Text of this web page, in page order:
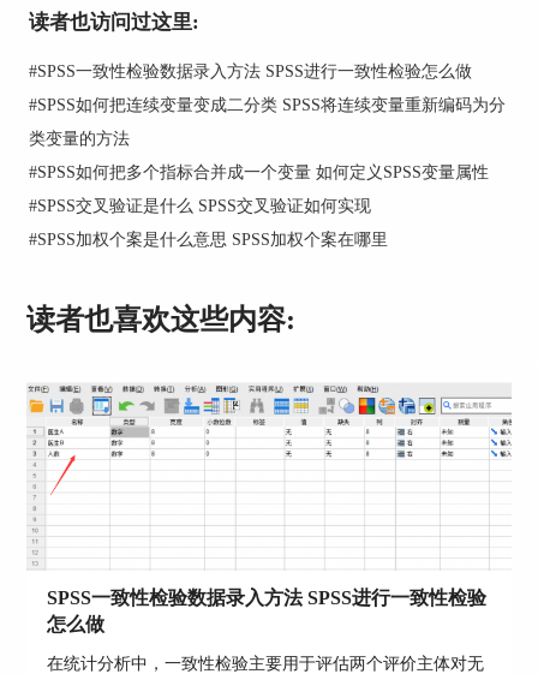
二、SPSS相关性表格怎么制作
SPSS作为一款功能强大的数据分析软件，一些简单
的操作就可以进行相关性分析，并作出相关性表
格。下面为大家来介绍具体的操作步骤。
步骤一：点击SPSS软件工具栏上的【分析】，依次
点击【相关】，【双变量】，打开双变量相关性面
板。这里的双变量的分析是指两个两个变量之间进
行分析比较，并不是仅仅只能选择两个变量哦。
读者也访问过这里:
#SPSS一致性检验数据录入方法 SPSS进行一致性检验怎么做
#SPSS如何把连续变量变成二分类 SPSS将连续变量重新编码为分
类变量的方法
#SPSS如何把多个指标合并成一个变量 如何定义SPSS变量属性
#SPSS交叉验证是什么 SPSS交叉验证如何实现
#SPSS加权个案是什么意思 SPSS加权个案在哪里
读者也喜欢这些内容:
SPSS一致性检验数据录入方法 SPSS进行一致性检验
怎么做
在统计分析中，一致性检验主要用于评估两个评价主体对无